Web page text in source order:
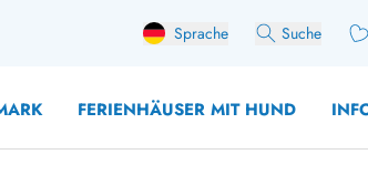
Sprache Suche
FERIENHÄUSER MIT HUND